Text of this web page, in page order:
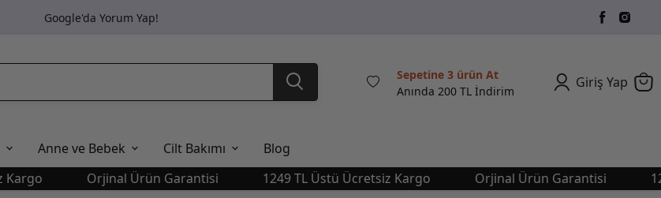
Google'da Yorum Yap!
Sepetine 3 ürün At
Anında 200 TL İndirim
Giriş Yap
Anne ve Bebek Cilt Bakımı
Blog
Orjinal Ürün Garantisi 1249 TL Üstü Ücretsiz Kargo Orjinal Ürün Garantisi 1249